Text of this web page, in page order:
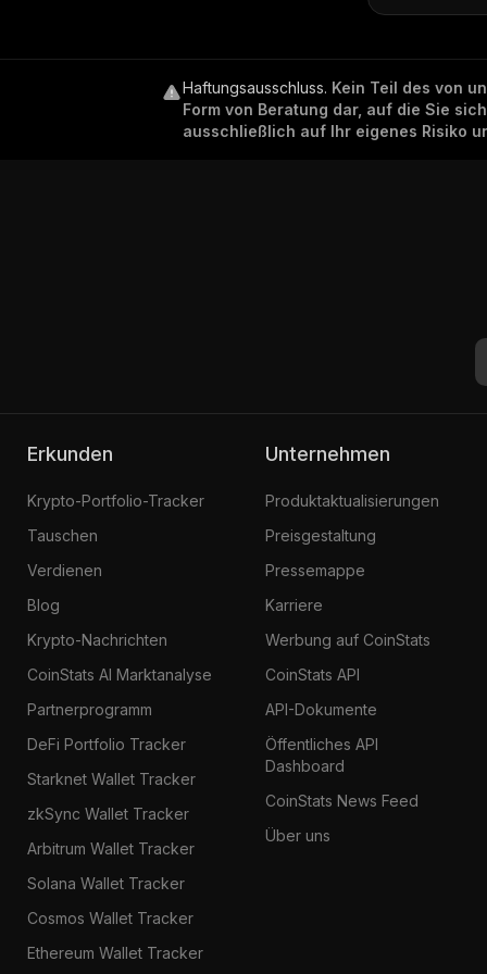
Haftungsausschluss. Kein Teil des von
Form von Beratung dar, auf die Sie
ausschließlich auf Ihr eigenes Risiko
Erkunden
Krypto-Portfolio-Tracker
Tauschen
Verdienen
Blog
Krypto-Nachrichten
CoinStats AI Marktanalyse
Partnerprogramm
DeFi Portfolio Tracker
Starknet Wallet Tracker
zkSync Wallet Tracker
Arbitrum Wallet Tracker
Solana Wallet Tracker
Cosmos Wallet Tracker
Ethereum Wallet Tracker
Unternehmen
Produktaktualisierungen
Preisgestaltung
Pressemappe
Karriere
Werbung auf CoinStats
CoinStats API
API-Dokumente
Öffentliches API
Dashboard
CoinStats News Feed
Über uns